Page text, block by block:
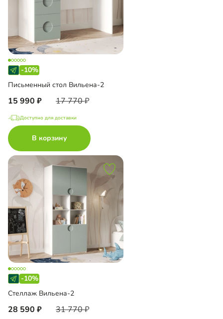
-10%
Письменный стол Вильена-2
15 990 17 770
Доступно для доставки
В корзину
-10%
Стеллаж Вильена-2
28 590 31 770